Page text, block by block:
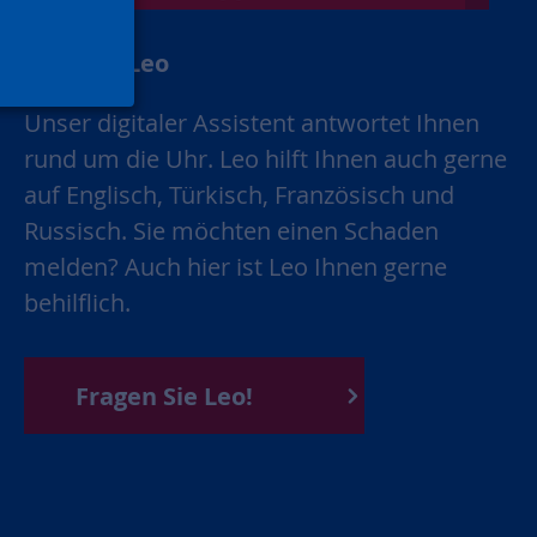
Chatbot Leo
Unser digitaler Assistent antwortet Ihnen
rund um die Uhr. Leo hilft Ihnen auch gerne
auf Englisch, Türkisch, Französisch und
Russisch. Sie möchten einen Schaden
melden? Auch hier ist Leo Ihnen gerne
behilflich.
Fragen Sie Leo!